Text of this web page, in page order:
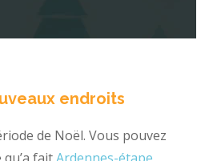
endroits
de Noël. Vous pouvez